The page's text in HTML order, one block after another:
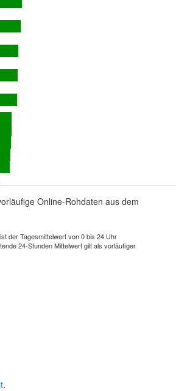
Online-Rohdaten aus dem
der Tagesmittelwert von 0 bis 24 Uhr
24-Stunden Mittelwert gilt als vorläufiger
.